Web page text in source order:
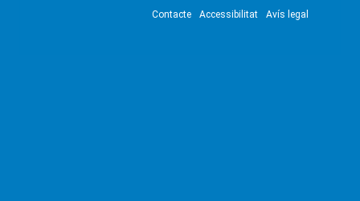
Contacte Accessibilitat Avís legal